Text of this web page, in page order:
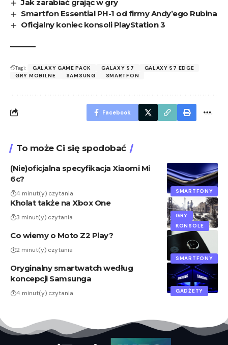
Jak zarabiać grając w gry
Smartfon Essential PH-1 od firmy Andy’ego Rubina
Oficjalny koniec konsoli PlayStation 3
Tagi: GALAXY GAME PACK GALAXY S7
GALAXY S7 EDGE
GRY MOBILNE
SAMSUNG SMARTFON
Facebook
To może Ci się spodobać
SMARTFONY
(Nie)oficjalna specyfikacja Xiaomi Mi
6c?
4 minut(y) czytania
GRY
KONSOLE
Kholat także na Xbox One
3 minut(y) czytania
SMARTFONY
Co wiemy o Moto Z2 Play?
2 minut(y) czytania
GADŻETY
Oryginalny smartwatch według
koncepcji Samsunga
4 minut(y) czytania